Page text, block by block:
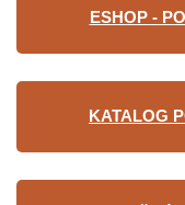
ESHOP -
KATALOG